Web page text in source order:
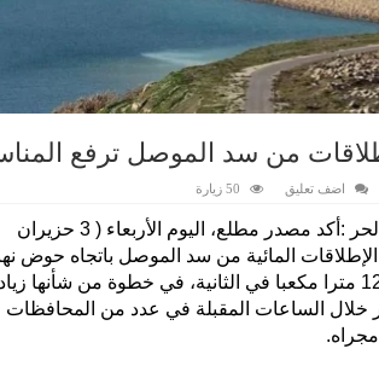
من سد الموصل ترفع
اضف تعليق 50 زيارة
منبر العراق الحر :أكد مصدر مطلع، اليوم الأربعاء ( 3 حزيران
رفع الإطلاقات المائية من سد الموصل باتجاه حوض
دجلة إلى 1250 مترا مكعبا في الثانية، في خطوة من شأنها
خلال الساعات المقبلة في عدد من المحافظات